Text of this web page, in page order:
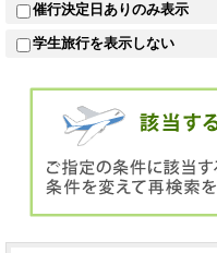
催行決定日ありのみ表示
学生旅行を表示しない